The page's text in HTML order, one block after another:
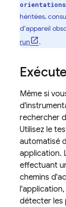
orientations
héritées,
d'appareil
run
.
Même si
rechercher
Utilisez le
automatisé
application.
effectuant
chemins
détecter les